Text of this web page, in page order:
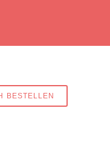
BESTELLEN